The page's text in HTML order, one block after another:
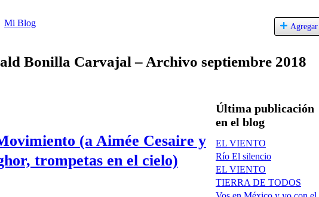
Mi Blog Agregar
Bonilla Carvajal – Archivo septiembre 2018
(a Aimée Cesaire y
trompetas en el cielo)
Última publicación
en el blog
EL VIENTO
Río El silencio
EL VIENTO
TIERRA DE TODOS